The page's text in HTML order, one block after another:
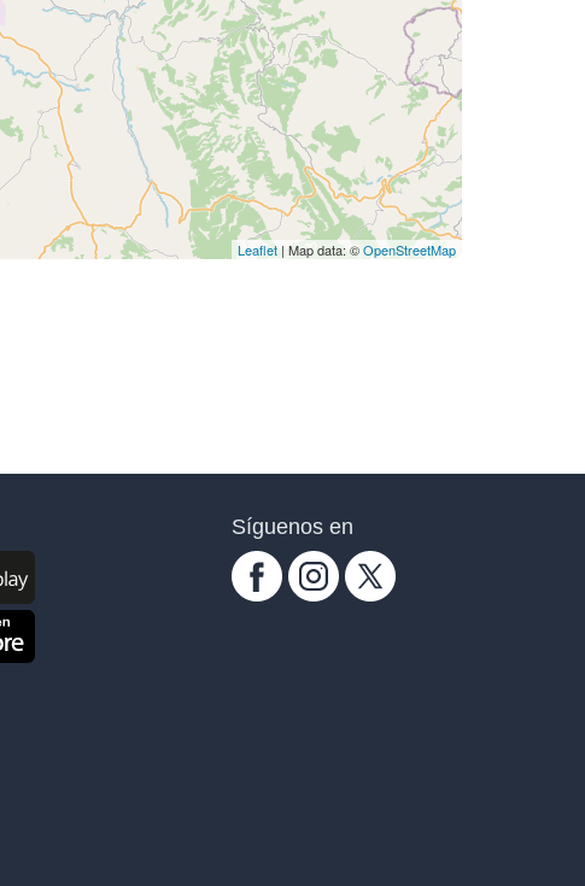
Leaflet | Map data: ©OpenStreetMap
Síguenos en